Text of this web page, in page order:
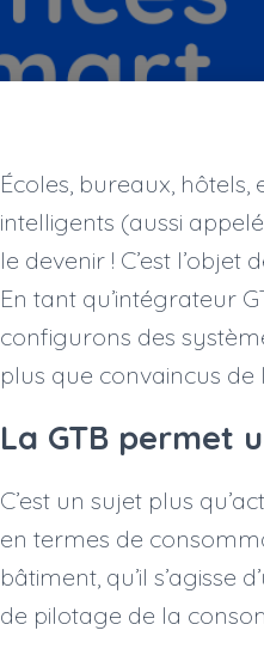
Écoles, bureaux,
intelligents (aussi
le devenir ! C’est l’objet
En tant qu’intégrateur
configurons des
plus que convaincus de
La GTB permet
C’est un sujet plus
en termes de
bâtiment, qu’il s’agisse
de pilotage de la